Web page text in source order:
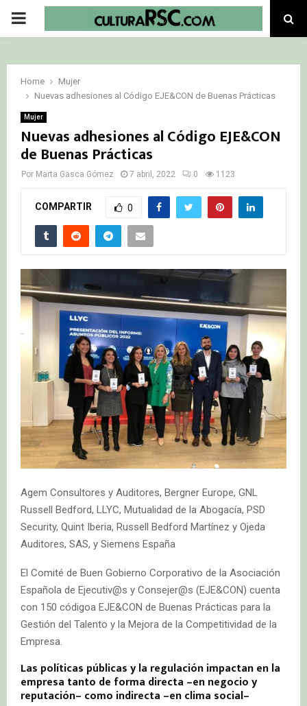
PRIMARY
Home
Mujer
Nuevas adhesiones al Código EJE&CON de Buenas Prácticas
Mujer
Nuevas adhesiones al Código EJE&CON
de Buenas Prácticas
Por Marta Gasca Gómez 7 abril, 2022 0 1123
COMPARTIR 0
Agem Consultores y Auditores, Bergner Europe, GNL
Russell Bedford, LLYC, Mutualidad de la Abogacía, PSD
Security, Quint Iberia, Russell Bedford Martínez y Ojeda
Auditores, SAS, y Siemens España
El Comité de Buen Gobierno Corporativo de la Asociación
Española de Ejecutiv@s y Consejer@s (EJE&CON) cuenta
con 150 códigoa EJE&CON de Buenas Prácticas para la
Gestión del Talento y la Mejora de la Competitividad de la
Empresa.
Las políticas públicas y la regulación impactan en la
empresa tanto de forma directa –en negocio y
reputación– como indirecta ­–en clima social–